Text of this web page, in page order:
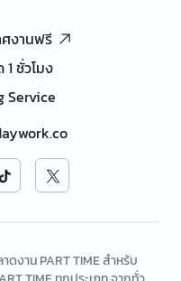
ศงานฟรี
ชั่วโมง
Service
งาน PART TIME สำหรับ